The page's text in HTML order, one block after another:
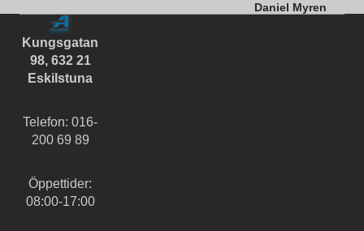
Daniel Myren
Kungsgatan
98, 632 21
Eskilstuna
Telefon: 016-
200 69 89
Öppettider:
08:00-17:00